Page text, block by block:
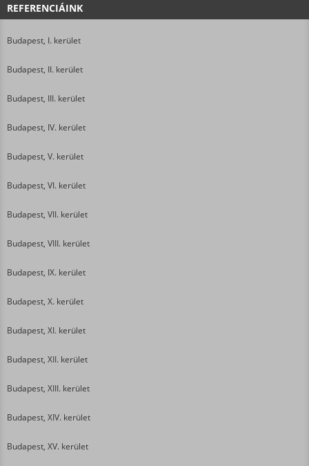
REFERENCIÁINK
Budapest, I. kerület
Budapest, II. kerület
Budapest, III. kerület
Budapest, IV. kerület
Budapest, V. kerület
Budapest, VI. kerület
Budapest, VII. kerület
Budapest, VIII. kerület
Budapest, IX. kerület
Budapest, X. kerület
Budapest, XI. kerület
Budapest, XII. kerület
Budapest, XIII. kerület
Budapest, XIV. kerület
Budapest, XV. kerület